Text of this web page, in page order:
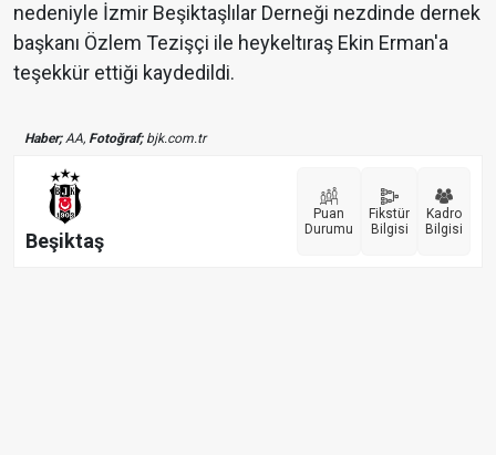
nedeniyle İzmir Beşiktaşlılar Derneği nezdinde dernek
başkanı Özlem Tezişçi ile heykeltıraş Ekin Erman'a
teşekkür ettiği kaydedildi.
Haber;AA, Fotoğraf;bjk.com.tr
Beşiktaş
Puan
Durumu
Fikstür
Bilgisi
Kadro
Bilgisi